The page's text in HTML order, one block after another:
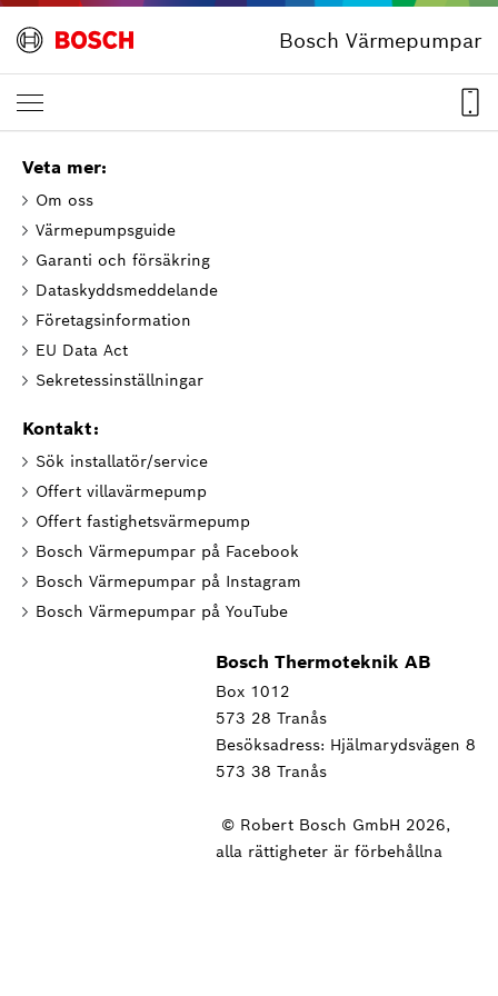
Bosch Värmepumpar
Veta mer:
Om oss
Värmepumpsguide
Garanti och försäkring
Dataskyddsmeddelande
Företagsinformation
EU Data Act
Sekretessinställningar
Kontakt:
Sök installatör/service
Offert villavärmepump
Offert fastighetsvärmepump
Bosch Värmepumpar på Facebook
Bosch Värmepumpar på Instagram
Bosch Värmepumpar på YouTube
Bosch Thermoteknik AB
Box 1012
573 28 Tranås
Besöksadress: Hjälmarydsvägen 8
573 38 Tranås
© Robert Bosch GmbH 2026,
alla rättigheter är förbehållna